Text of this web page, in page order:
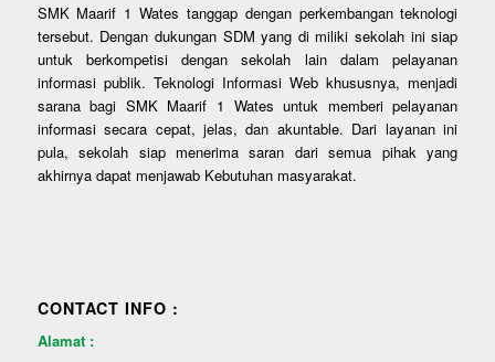
SMK Maarif 1 Wates tanggap dengan perkembangan teknologi
tersebut. Dengan dukungan SDM yang di miliki sekolah ini siap
untuk berkompetisi dengan sekolah lain dalam pelayanan
informasi publik. Teknologi Informasi Web khususnya, menjadi
sarana bagi SMK Maarif 1 Wates untuk memberi pelayanan
informasi secara cepat, jelas, dan akuntable. Dari layanan ini
pula, sekolah siap menerima saran dari semua pihak yang
akhirnya dapat menjawab Kebutuhan masyarakat.
CONTACT INFO :
Alamat :